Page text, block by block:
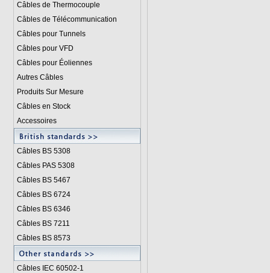
Câbles de Thermocouple
Câbles de Télécommunication
Câbles pour Tunnels
Câbles pour VFD
Câbles pour Éoliennes
Autres Câbles
Produits Sur Mesure
Câbles en Stock
Accessoires
Câbles BS 5308
Câbles PAS 5308
Câbles BS 5467
Câbles BS 6724
Câbles BS 6346
Câbles BS 7211
Câbles BS 8573
Câbles IEC 60502-1